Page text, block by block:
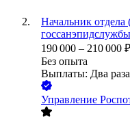
Начальник
190 000 – 210 000 ₽
Без опыта
Выплаты: Два
Управление